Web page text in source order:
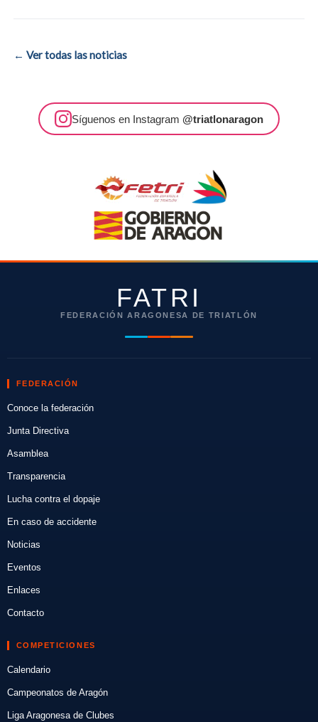
← Ver todas las noticias
Síguenos en Instagram @triatlonaragon
FATRI
FEDERACIÓN ARAGONESA DE TRIATLÓN
FEDERACIÓN
Conoce la federación
Junta Directiva
Asamblea
Transparencia
Lucha contra el dopaje
En caso de accidente
Noticias
Eventos
Enlaces
Contacto
COMPETICIONES
Calendario
Campeonatos de Aragón
Liga Aragonesa de Clubes